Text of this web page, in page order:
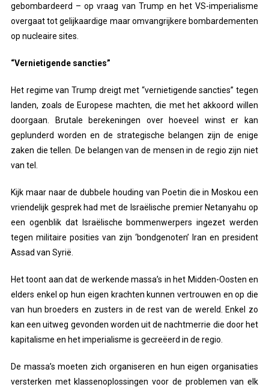
gebombardeerd – op vraag van Trump en het VS-imperialisme
overgaat tot gelijkaardige maar omvangrijkere bombardementen
op nucleaire sites.
“Vernietigende sancties”
Het regime van Trump dreigt met “vernietigende sancties” tegen
landen, zoals de Europese machten, die met het akkoord willen
doorgaan. Brutale berekeningen over hoeveel winst er kan
geplunderd worden en de strategische belangen zijn de enige
zaken die tellen. De belangen van de mensen in de regio zijn niet
van tel.
Kijk maar naar de dubbele houding van Poetin die in Moskou een
vriendelijk gesprek had met de Israëlische premier Netanyahu op
een ogenblik dat Israëlische bommenwerpers ingezet werden
tegen militaire posities van zijn ‘bondgenoten’ Iran en president
Assad van Syrië.
Het toont aan dat de werkende massa’s in het Midden-Oosten en
elders enkel op hun eigen krachten kunnen vertrouwen en op die
van hun broeders en zusters in de rest van de wereld. Enkel zo
kan een uitweg gevonden worden uit de nachtmerrie die door het
kapitalisme en het imperialisme is gecreëerd in de regio.
De massa’s moeten zich organiseren en hun eigen organisaties
versterken met klassenoplossingen voor de problemen van elk